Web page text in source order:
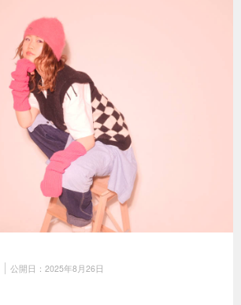
公開日： 2025年8月26日